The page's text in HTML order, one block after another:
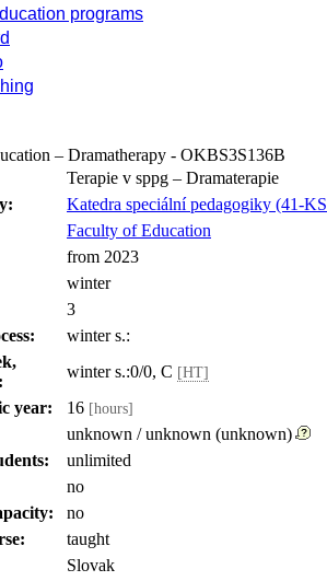
programs
– Dramatherapy - OKBS3S136B
Terapie v sppg – Dramaterapie
Katedra speciální pedagogiky (41-
Faculty of Education
from 2023
winter
3
winter s.:
winter s.:0/0, C [HT]
year: 16 [hours]
unknown / unknown (unknown)
unlimited
no
no
taught
Slovak